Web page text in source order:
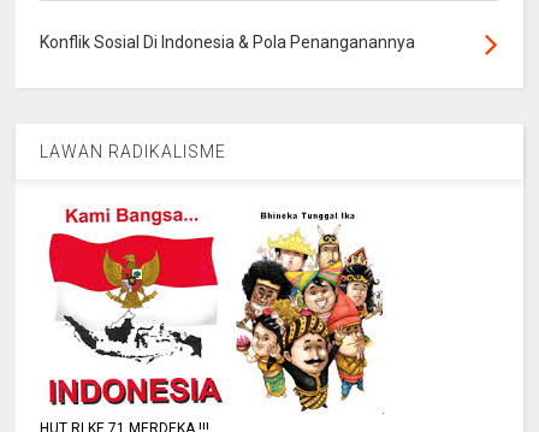
Konflik Sosial Di Indonesia & Pola Penanganannya
LAWAN RADIKALISME